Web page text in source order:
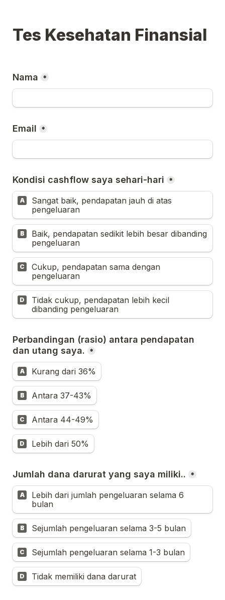
Tes Kesehatan Finansial
Nama *
Email *
Kondisi cashflow saya sehari-hari *
A
Sangat baik, pendapatan jauh di atas
pengeluaran
B
Baik, pendapatan sedikit lebih besar dibanding
pengeluaran
C
Cukup, pendapatan sama dengan
pengeluaran
D
Tidak cukup, pendapatan lebih kecil
dibanding pengeluaran
Perbandingan (rasio) antara pendapatan
dan utang saya.
*
A Kurang dari 36%
B Antara 37-43%
C Antara 44-49%
D Lebih dari 50%
Jumlah dana darurat yang saya miliki.. *
A
Lebih dari jumlah pengeluaran selama 6
bulan
B Sejumlah pengeluaran selama 3-5 bulan
C Sejumlah pengeluaran selama 1-3 bulan
D Tidak memiliki dana darurat